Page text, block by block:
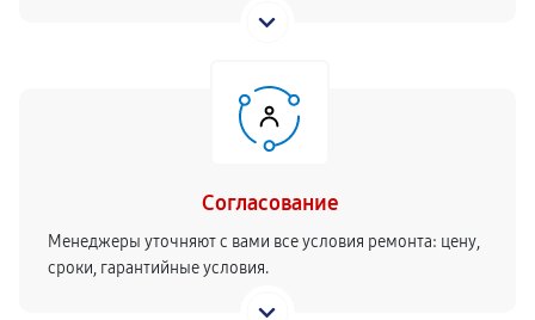
Согласование
Менеджеры уточняют с вами все условия ремонта: цену,
сроки, гарантийные условия.